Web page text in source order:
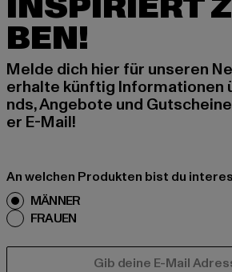
BEN!
Melde dich hier für unseren
erhalte künftig Informationen
nds, Angebote und
er E-Mail!
An welchen Produkten bist du
MÄNNER
FRAUEN